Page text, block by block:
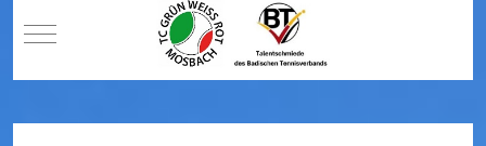
Mobile Menu Toggle